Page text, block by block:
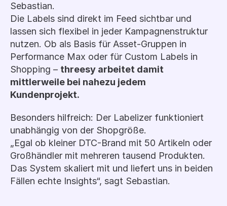
Sebastian.
Die Labels sind direkt im Feed sichtbar und
lassen sich flexibel in jeder Kampagnenstruktur
nutzen. Ob als Basis für Asset-Gruppen in
Performance Max oder für Custom Labels in
Shopping – threesy arbeitet damit
mittlerweile bei nahezu jedem
Kundenprojekt.
Besonders hilfreich: Der Labelizer funktioniert
unabhängig von der Shopgröße.
„Egal ob kleiner DTC-Brand mit 50 Artikeln oder
Großhändler mit mehreren tausend Produkten.
Das System skaliert mit und liefert uns in beiden
Fällen echte Insights“, sagt Sebastian.